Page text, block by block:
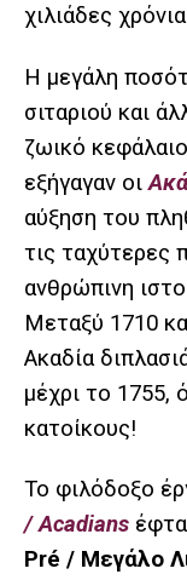
χιλιάδες
Η μεγάλη
σιταριού και
ζωικό
εξήγαγαν οι
αύξηση του
τις ταχύτερες
ανθρώπινη
Μεταξύ 1710
Ακαδία
μέχρι το 1755,
κατοίκους!
Το φιλόδοξο
/ Acadians
Pré / Μεγάλο